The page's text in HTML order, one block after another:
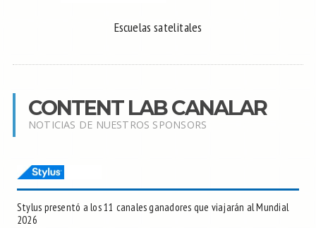
Escuelas satelitales
CONTENT LAB CANALAR
NOTICIAS DE NUESTROS SPONSORS
Stylus presentó a los 11 canales ganadores que viajarán al Mundial
2026